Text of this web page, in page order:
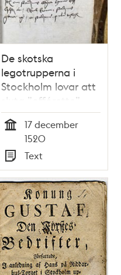
De skotska
legotrupperna i
Stockholm lovar att
sluta ”offórette”
stadens borgare
1520 17 december
1520
Typ
Text